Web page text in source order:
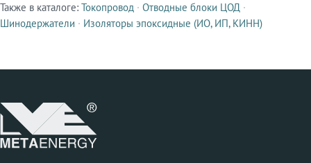
Смежные продукты
Также в каталоге: Токопровод · Отводные блоки ЦОД ·
Шинодержатели · Изоляторы эпоксидные (ИО, ИП, КИНН)